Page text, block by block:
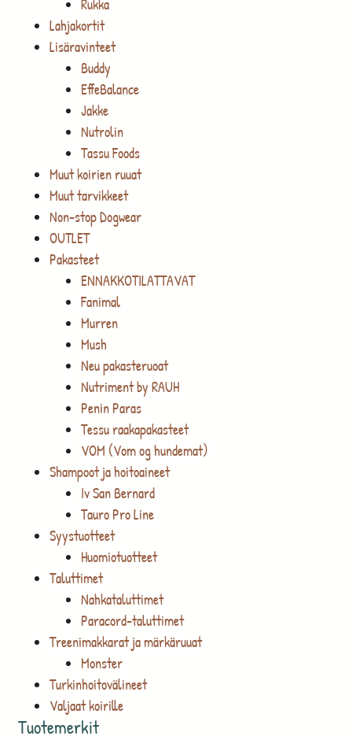
Rukka
Lahjakortit
Lisäravinteet
Buddy
EffeBalance
Jakke
Nutrolin
Tassu Foods
Muut koirien ruuat
Muut tarvikkeet
Non-stop Dogwear
OUTLET
Pakasteet
ENNAKKOTILATTAVAT
Fanimal
Murren
Mush
Neu pakasteruoat
Nutriment by RAUH
Penin Paras
Tessu raakapakasteet
VOM (Vom og hundemat)
Shampoot ja hoitoaineet
Iv San Bernard
Tauro Pro Line
Syystuotteet
Huomiotuotteet
Taluttimet
Nahkataluttimet
Paracord-taluttimet
Treenimakkarat ja märkäruuat
Monster
Turkinhoitovälineet
Valjaat koirille
Tuotemerkit